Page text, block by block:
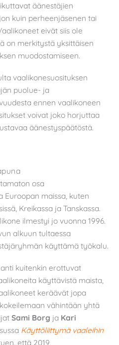
äänestäjien
kuin perheenjäsenen tai
eivät siis ole
on merkitystä yksittäisen
muodostamiseen.
vaalikonesuosituksen
puolue- ja
ennen vaalikoneen
voivat joko horjuttaa
äänestyspäätöstä.
osa
Euroopan maissa, kuten
Kreikassa ja Tanskassa.
ilmestyi jo vuonna 1996.
alkuun tultaessa
käyttämä työkalu.
kuitenkin erottuvat
käyttävistä maista,
keräävät jopa
vähintään yhtä
Sami Borg ja Kari
Käyttöliittymä vaaleihin
että 2019